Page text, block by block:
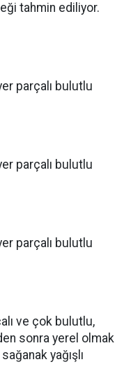
tahmin ediliyor.
parçalı bulutlu
parçalı bulutlu
parçalı bulutlu
ve çok bulutlu,
sonra yerel olmak
yağışlı